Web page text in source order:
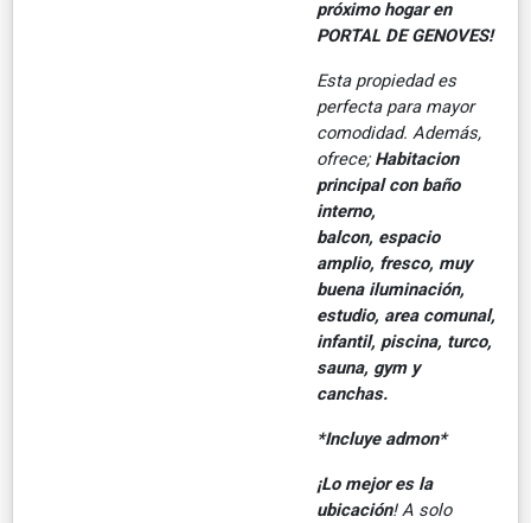
próximo hogar en
PORTAL DE GENOVES!
Esta propiedad es
perfecta para mayor
comodidad. Además,
ofrece; Habitacion
principal con baño
interno,
balcon, espacio
amplio, fresco, muy
buena iluminación,
estudio, area comunal,
infantil, piscina, turco,
sauna, gym y
canchas.
*Incluye admon*
¡Lo mejor es la
ubicación! A solo